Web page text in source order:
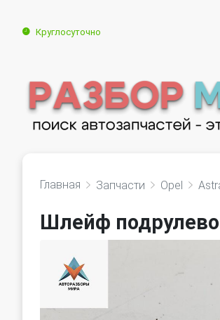
Круглосуточно
Главная Запчасти Opel
Шлейф